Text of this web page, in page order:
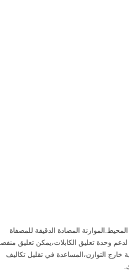
المضادة الدقيقة للمصفاة
لدعم وحدة تعليق الكابلات،يمكن تعليق
خارج التوازن،المساعدة في تقليل تكاليف